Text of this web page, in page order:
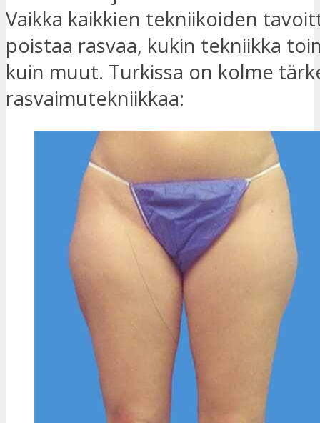
Vaikka kaikkien tekniikoiden
poistaa rasvaa, kukin tekniikka
kuin muut. Turkissa on kolme
rasvaimutekniikkaa: